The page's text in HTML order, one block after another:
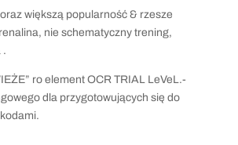
większą popularność & rzesze
nie schematyczny trening,
.
ro element OCR TRIAL LeVeL.-
dla przygotowujących się do